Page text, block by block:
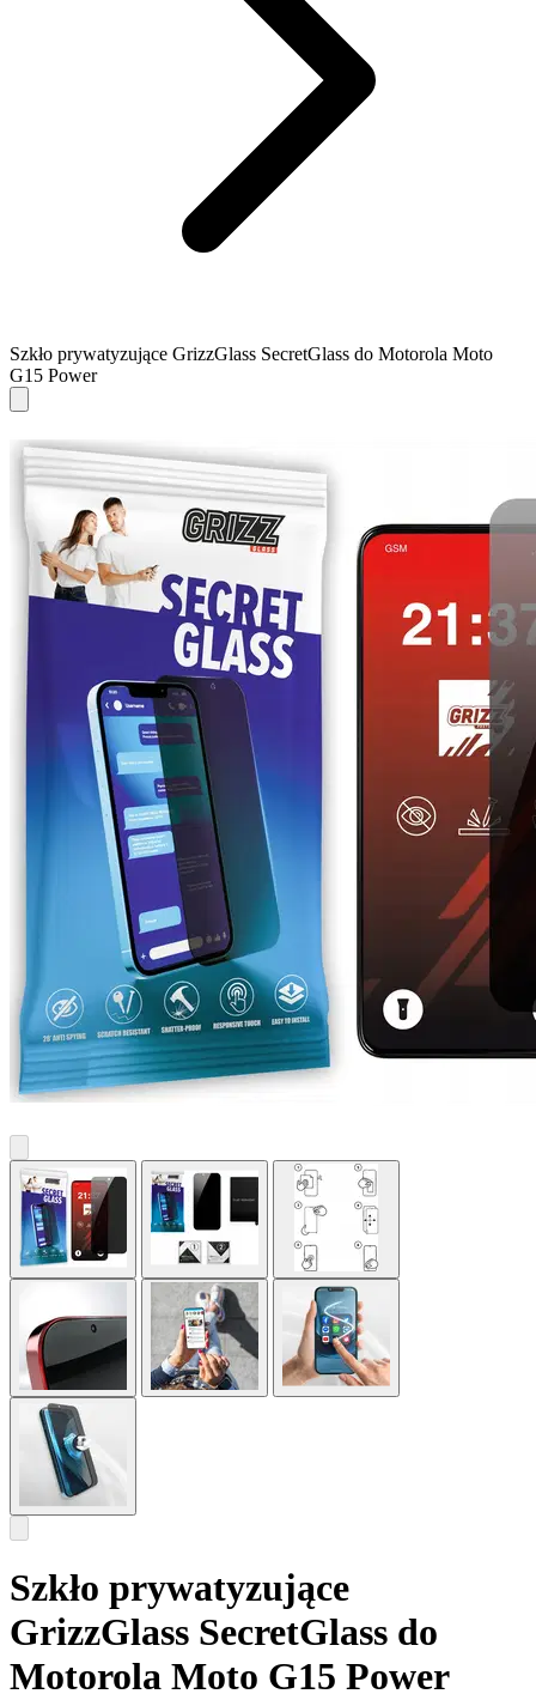
Szkło prywatyzujące GrizzGlass SecretGlass do Motorola Moto
G15 Power
Szkło prywatyzujące
GrizzGlass SecretGlass do
Motorola Moto G15 Power